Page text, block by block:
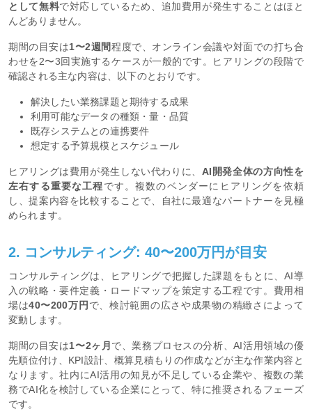
として無料で対応しているため、追加費用が発生することはほと
んどありません。
期間の目安は1〜2週間程度で、オンライン会議や対面での打ち合
わせを2〜3回実施するケースが一般的です。ヒアリングの段階で
確認される主な内容は、以下のとおりです。
解決したい業務課題と期待する成果
利用可能なデータの種類・量・品質
既存システムとの連携要件
想定する予算規模とスケジュール
ヒアリングは費用が発生しない代わりに、 AI開発全体の方向性を
左右する重要な工程です。複数のベンダーにヒアリングを依頼
し、提案内容を比較することで、自社に最適なパートナーを見極
められます。
2. コンサルティング: 40〜200万円が目安
コンサルティングは、ヒアリングで把握した課題をもとに、AI導
入の戦略・要件定義・ロードマップを策定する工程です。費用相
場は40〜200万円 で、検討範囲の広さや成果物の精緻さによって
変動します。
期間の目安は1〜2ヶ月 で、業務プロセスの分析、AI活用領域の優
先順位付け、KPI設計、概算見積もりの作成などが主な作業内容と
なります。社内にAI活用の知見が不足している企業や、複数の業
務でAI化を検討している企業にとって、特に推奨されるフェーズ
です。